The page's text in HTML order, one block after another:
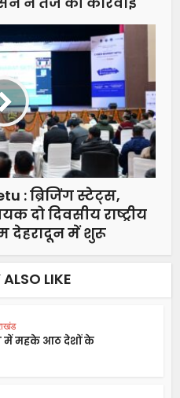
: ब्रिजिंग स्टेट्स,
दो दिवसीय राष्ट्रीय
देहरादून में शुरू
LIKE
में महके आठ देशों के